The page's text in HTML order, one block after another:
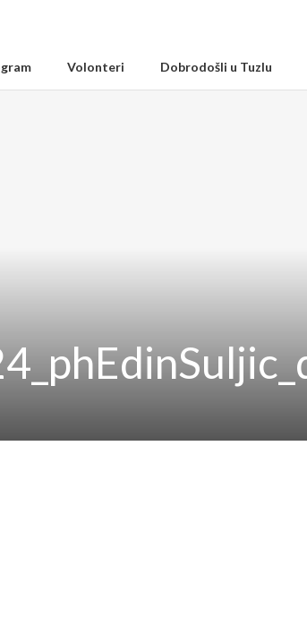
Volonteri Dobrodošli u Tuzlu